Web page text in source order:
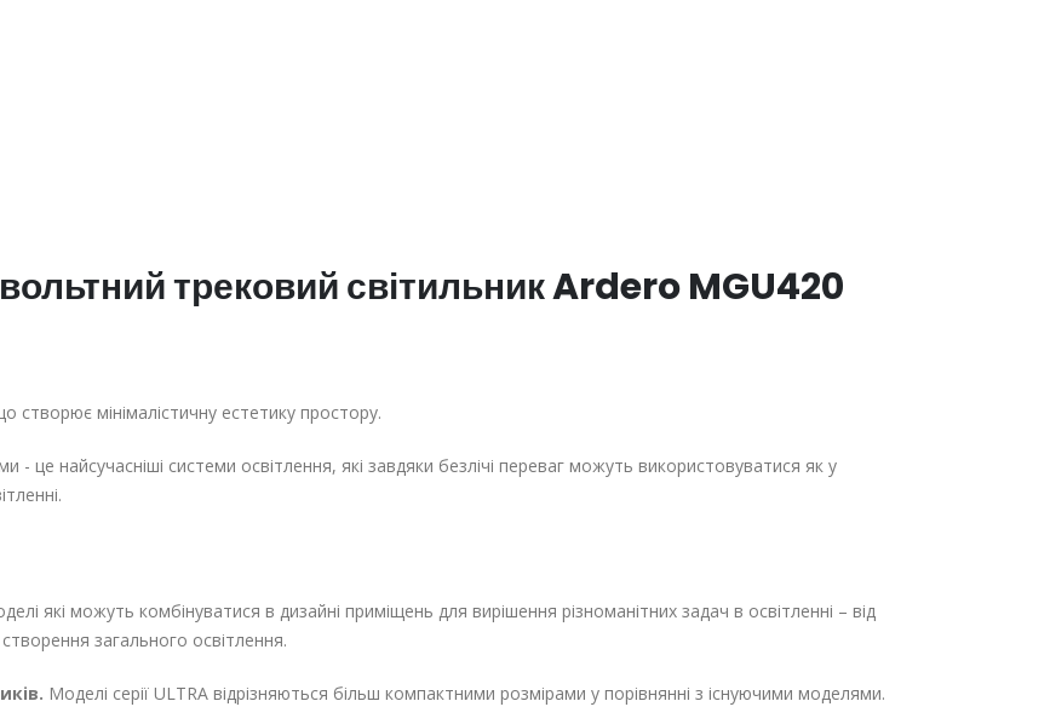
трековий світильник Ardero MGU420
створює мінімалістичну естетику простору.
- це найсучасніші системи освітлення, які завдяки безлічі переваг можуть використовуватися як у
які можуть комбінуватися в дизайні приміщень для вирішення різноманітних задач в освітленні – від
загального освітлення.
Моделі серії ULTRA відрізняються більш компактними розмірами у порівнянні з існуючими моделями.